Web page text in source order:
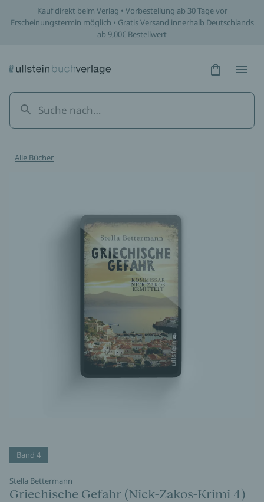
Kauf direkt beim Verlag • Vorbestellung ab 30 Tage vor
Erscheinungstermin möglich • Gratis Versand innerhalb Deutschlands
ab 9,00€ Bestellwert
Hidden
Alle Bücher
Band 4
Stella Bettermann
Griechische Gefahr (Nick-Zakos-Krimi 4)
/werke/griechische-gefahr/epub/9783843717502